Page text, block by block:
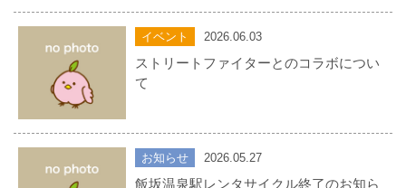
イベント 2026.06.03
ストリートファイターとのコラボについ
て
お知らせ 2026.05.27
飯坂温泉駅レンタサイクル終了のお知ら